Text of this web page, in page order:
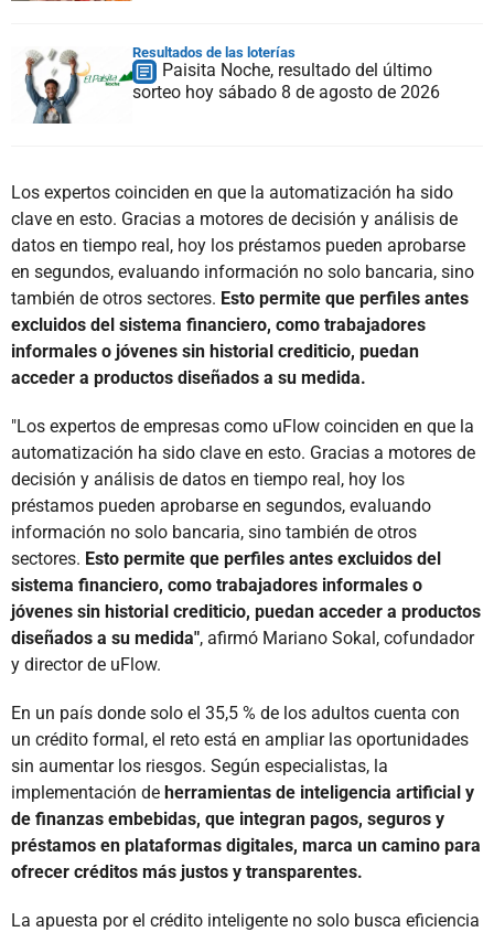
Resultados de las loterías
Paisita Noche, resultado del último
sorteo hoy sábado 8 de agosto de 2026
Los expertos coinciden en que la automatización ha sido
clave en esto. Gracias a motores de decisión y análisis de
datos en tiempo real, hoy los préstamos pueden aprobarse
en segundos, evaluando información no solo bancaria, sino
también de otros sectores. Esto permite que perfiles antes
excluidos del sistema financiero, como trabajadores
informales o jóvenes sin historial crediticio, puedan
acceder a productos diseñados a su medida.
"Los expertos de empresas como uFlow coinciden en que la
automatización ha sido clave en esto. Gracias a motores de
decisión y análisis de datos en tiempo real, hoy los
préstamos pueden aprobarse en segundos, evaluando
información no solo bancaria, sino también de otros
sectores. Esto permite que perfiles antes excluidos del
sistema financiero, como trabajadores informales o
jóvenes sin historial crediticio, puedan acceder a productos
diseñados a su medida", afirmó Mariano Sokal, cofundador
y director de uFlow.
En un país donde solo el 35,5 % de los adultos cuenta con
un crédito formal, el reto está en ampliar las oportunidades
sin aumentar los riesgos. Según especialistas, la
implementación de herramientas de inteligencia artificial y
de finanzas embebidas, que integran pagos, seguros y
préstamos en plataformas digitales, marca un camino para
ofrecer créditos más justos y transparentes.
La apuesta por el crédito inteligente no solo busca eficiencia